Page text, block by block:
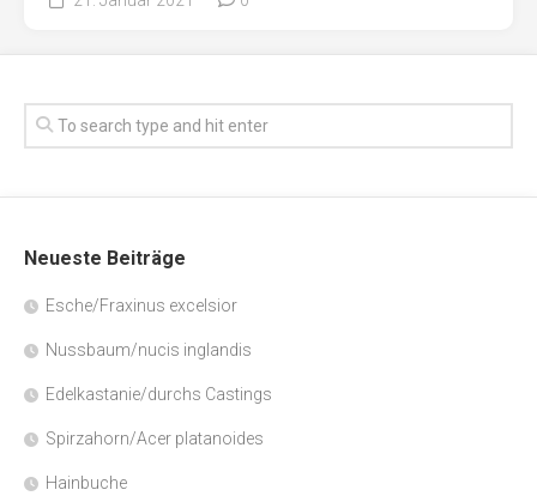
Neueste Beiträge
Esche/Fraxinus excelsior
Nussbaum/nucis inglandis
Edelkastanie/durchs Castings
Spirzahorn/Acer platanoides
Hainbuche